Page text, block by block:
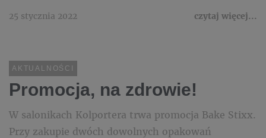
25 stycznia 2022 czytaj więcej...
AKTUALNOŚCI
Promocja, na zdrowie!
W salonikach Kolportera trwa promocja Bake Stixx.
Przy zakupie dwóch dowolnych opakowań